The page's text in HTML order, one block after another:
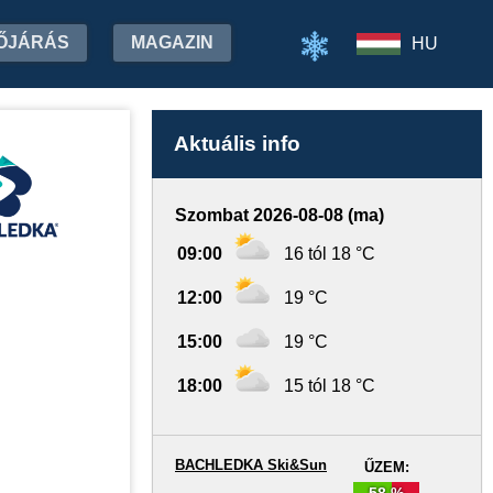
MAGAZIN HU
Aktuális info
Szombat 2026-08-08 (ma)
09:00 16 tól 18 °C
12:00 19 °C
15:00 19 °C
18:00 15 tól 18 °C
ŰZEM:
BACHLEDKA Ski&Sun